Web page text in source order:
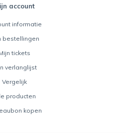
account
informatie
bestellingen
tickets
verlanglijst
Vergelijk
producten
kopen